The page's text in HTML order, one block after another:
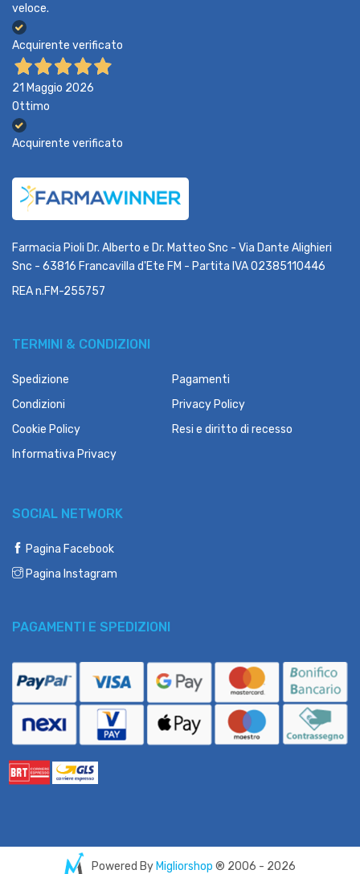
veloce.
Acquirente verificato
21 Maggio 2026
Ottimo
Acquirente verificato
Farmacia Pioli Dr. Alberto e Dr. Matteo Snc - Via Dante Alighieri
Snc - 63816 Francavilla d'Ete FM - Partita IVA 02385110446
REA n.FM-255757
TERMINI & CONDIZIONI
Spedizione
Pagamenti
Condizioni
Privacy Policy
Cookie Policy
Resi e diritto di recesso
Informativa Privacy
SOCIAL NETWORK
Pagina Facebook
Pagina Instagram
PAGAMENTI E SPEDIZIONI
Powered By Migliorshop ® 2006 - 2026